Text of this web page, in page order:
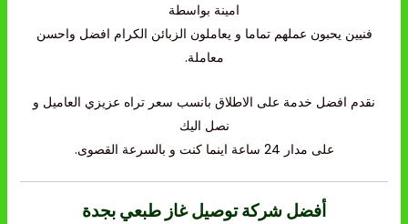
امينة بواسطة
فنيين يحبون عملهم تماما و يعاملون الزبائن الكرام افضل واحسن
معاملة.
نقدم افضل خدمة على الاطلاق بانسب سعر تراه عزيزي العاميل و
نصل اليك
على مدار 24 ساعة اينما كنت و بالسرعة القصوى.
أفضل شركة توصيل غاز طبعي بجدة